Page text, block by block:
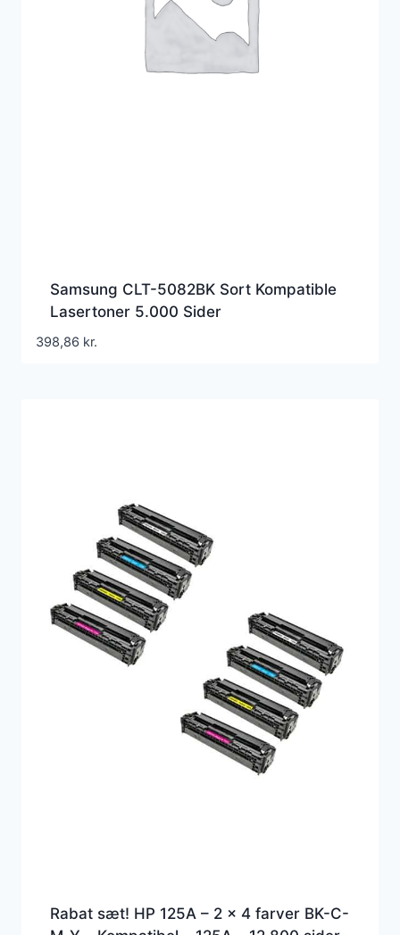
Samsung CLT-5082BK Sort Kompatible
Lasertoner 5.000 Sider
398,86 kr.
Rabat sæt! HP 125A – 2 x 4 farver BK-C-